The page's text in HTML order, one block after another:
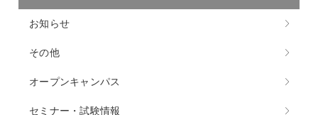
お知らせ
その他
オープンキャンパス
セミナー・試験情報